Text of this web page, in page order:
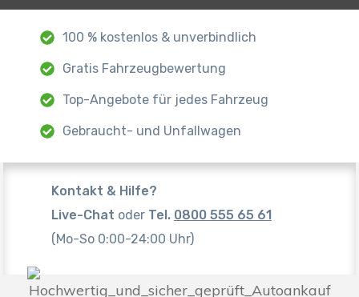
100 % kostenlos & unverbindlich
Gratis Fahrzeugbewertung
Top-Angebote für jedes Fahrzeug
Gebraucht- und Unfallwagen
Kontakt & Hilfe?
Live-Chat oderTel. 0800 555 65 61
(Mo-So 0:00-24:00 Uhr)